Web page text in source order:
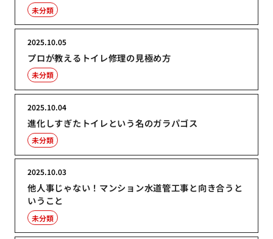
未分類
プロが教えるトイレ修理の見極め方
2025.10.05
未分類
進化しすぎたトイレという名のガラパゴス
2025.10.04
未分類
他人事じゃない！マンション水道管工事と向き合うと
いうこと
2025.10.03
未分類